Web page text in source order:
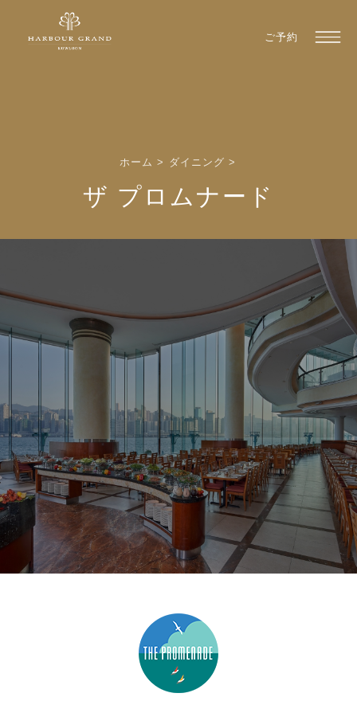
ご予約
1 1 0
ホーム > ダイニング >
ザ プロムナード